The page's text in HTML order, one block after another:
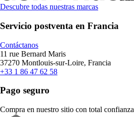
Descubre todas nuestras marcas
Servicio postventa en Francia
Contáctanos
11 rue Bernard Maris
37270 Montlouis-sur-Loire, Francia
+33 1 86 47 62 58
Pago seguro
Compra en nuestro sitio con total confianza